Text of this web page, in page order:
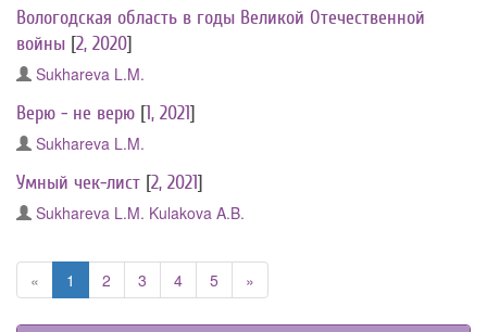
Вологодская область в годы Великой Отечественной
войны [2, 2020]
Sukhareva L.M.
Верю - не верю [1, 2021]
Sukhareva L.M.
Умный чек-лист [2, 2021]
Sukhareva L.M. Kulakova A.B.
« 1 2 3 4 5 »